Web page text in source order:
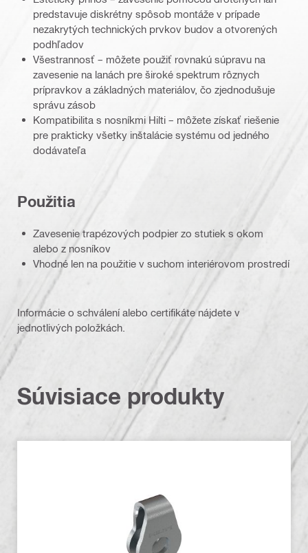
predstavuje diskrétny spôsob montáže v prípade
nezakrytých technických prvkov budov a otvorených
podhľadov
Všestrannosť – môžete použiť rovnakú súpravu na
zavesenie na lanách pre široké spektrum rôznych
prípravkov a základných materiálov, čo zjednodušuje
správu zásob
Kompatibilita s nosníkmi Hilti – môžete získať riešenie
pre prakticky všetky inštalácie systému od jedného
dodávateľa
Použitia
Zavesenie trapézových podpier zo stutiek s okom
alebo z nosníkov
Vhodné len na použitie v suchom interiérovom prostredí
Informácie o schválení alebo certifikáte nájdete v
jednotlivých položkách.
Súvisiace produkty